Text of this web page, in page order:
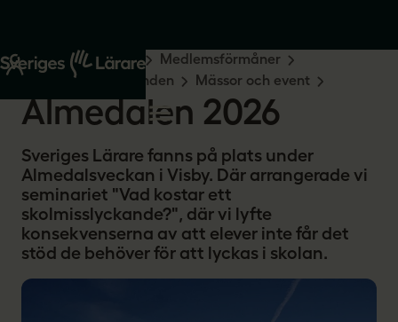
Start Medlemskap
Medlemsförmåner
Rabatter och erbjudanden
Mässor och event
Almedalen 2026
Sveriges Lärare fanns på plats under
Almedalsveckan i Visby. Där arrangerade vi
seminariet "Vad kostar ett
skolmisslyckande?", där vi lyfte
konsekvenserna av att elever inte får det
stöd de behöver för att lyckas i skolan.